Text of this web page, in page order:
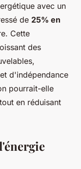
avec un
de 25% en
Cette
des
d'indépendance
pourrait-elle
en réduisant